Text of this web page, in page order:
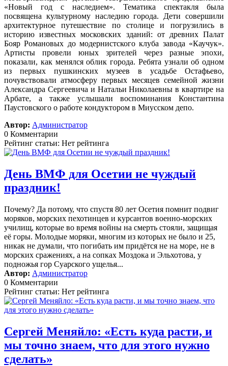
«Новый год с наследием».
Тематика спектакля была
посвящена культурному наследию города. Дети совершили
архитектурное путешествие по столице и погрузились в
историю известных московских зданий: от древних Палат
Бояр Романовых до модернистского клуба завода «Каучук».
Артисты провели юных зрителей через разные эпохи,
показали, как менялся облик города. Ребята узнали об одном
из первых пушкинских музеев в усадьбе Остафьево,
почувствовали атмосферу первых месяцев семейной жизни
Александра Сергеевича и Натальи Николаевны в квартире на
Арбате, а также услышали воспоминания Константина
Паустовского о работе кондуктором в Миусском депо.
Автор: Администратор
0 Комментарии
Рейтинг статьи: Нет рейтинга
День ВМФ для Осетии не чуждый
праздник!
Почему? Да потому, что спустя 80 лет Осетия помнит подвиг
моряков, морских пехотинцев и курсантов военно-морских
училищ, которые во время войны на смерть стояли, защищая
её горы. Молодые моряки, многим из которых не было и 25,
никак не думали, что погибать им придётся не на море, не в
морских сражениях, а на сопках Моздока и Эльхотова, у
подножья гор Суарского ущелья...
Автор: Администратор
0 Комментарии
Рейтинг статьи: Нет рейтинга
Сергей Меняйло: «Есть куда расти, и
мы точно знаем, что для этого нужно
сделать»